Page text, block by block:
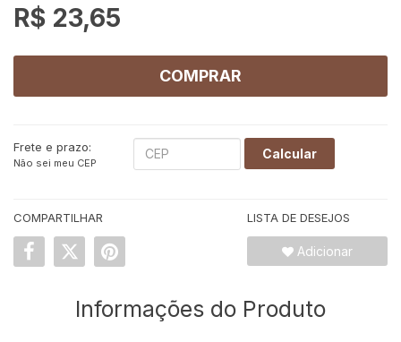
R$ 23,65
COMPRAR
Frete e prazo:
Não sei meu CEP
Calcular
COMPARTILHAR LISTA DE DESEJOS
Adicionar
Informações do Produto